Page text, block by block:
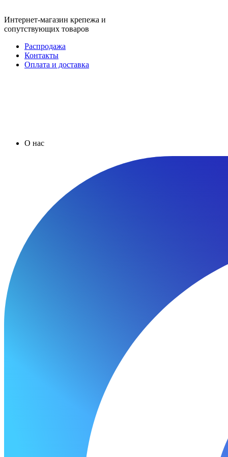
Интернет-магазин крепежа и
сопутствующих товаров
Распродажа
Контакты
Оплата и доставка
О нас